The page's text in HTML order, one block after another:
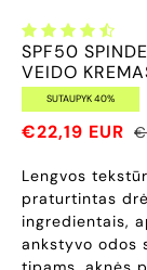
SPF50
VEIDO
SUTAUPYK 40%
€22,19 EUR
Lengvos
praturtintas
ingredientais,
ankstyvo odos